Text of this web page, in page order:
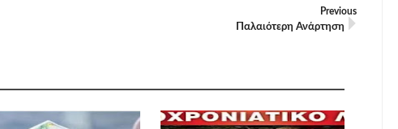
Previous
Παλαιότερη Ανάρτηση